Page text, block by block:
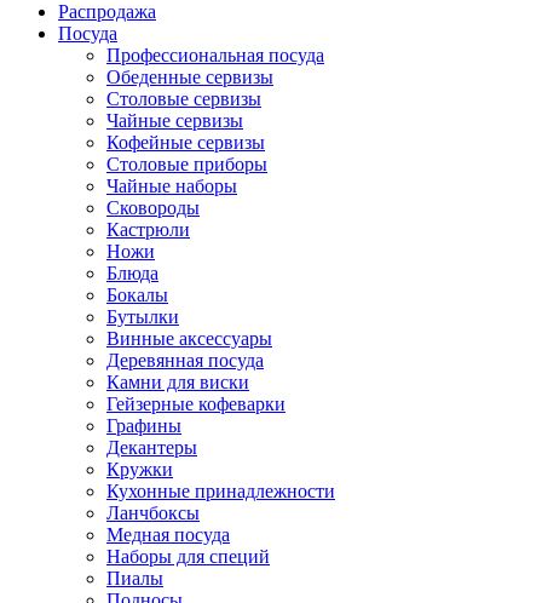
Распродажа
Посуда
Профессиональная посуда
Обеденные сервизы
Столовые сервизы
Чайные сервизы
Кофейные сервизы
Столовые приборы
Чайные наборы
Сковороды
Кастрюли
Ножи
Блюда
Бокалы
Бутылки
Винные аксессуары
Деревянная посуда
Камни для виски
Гейзерные кофеварки
Графины
Декантеры
Кружки
Кухонные принадлежности
Ланчбоксы
Медная посуда
Наборы для специй
Пиалы